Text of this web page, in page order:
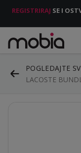
REGISTRIRAJ SE I
POGLEDAJTE
LACOSTE